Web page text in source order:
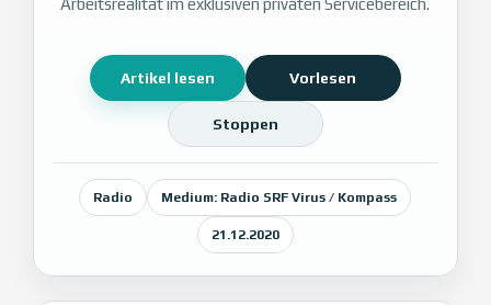
Arbeitsrealität im exklusiven privaten Servicebereich.
Artikel lesen Vorlesen
Stoppen
Radio Medium: Radio SRF Virus / Kompass
21.12.2020